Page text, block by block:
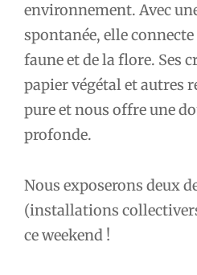
environnement. Avec
spontanée, elle
faune et de la flore. Ses
papier végétal et autres
pure et nous offre une
profonde.
Nous exposerons deux
(installations
ce weekend !